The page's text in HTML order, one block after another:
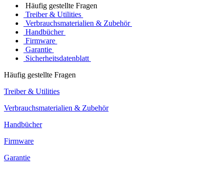
Häufig gestellte Fragen
Treiber & Utilities
Verbrauchsmaterialien & Zubehör
Handbücher
Firmware
Garantie
Sicherheitsdatenblatt
Häufig gestellte Fragen
Treiber & Utilities
Verbrauchsmaterialien & Zubehör
Handbücher
Firmware
Garantie